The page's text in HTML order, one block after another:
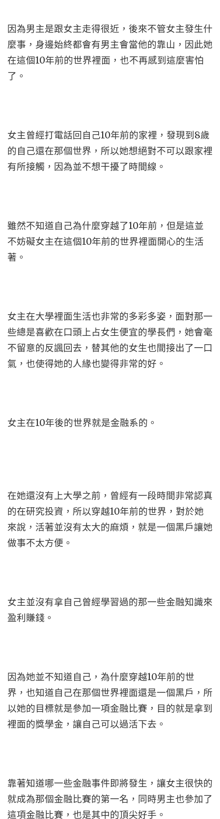
因為男主是跟女主走得很近，後來不管女主發生什
麼事，身邊始終都會有男主會當他的靠山，因此她
在這個10年前的世界裡面，也不再感到這麼害怕
了。
女主曾經打電話回自己10年前的家裡，發現到8歲
的自己還在那個世界，所以她想絕對不可以跟家裡
有所接觸，因為並不想干擾了時間線。
雖然不知道自己為什麼穿越了10年前，但是這並
不妨礙女主在這個10年前的世界裡面開心的生活
著。
女主在大學裡面生活也非常的多彩多姿，面對那一
些總是喜歡在口頭上占女生便宜的學長們，她會毫
不留意的反諷回去，替其他的女生也間接出了一口
氣，也使得她的人緣也變得非常的好。
女主在10年後的世界就是金融系的。
在她還沒有上大學之前，曾經有一段時間非常認真
的在研究投資，所以穿越10年前的世界，對於她
來說，活著並沒有太大的麻煩，就是一個黑戶讓她
做事不太方便。
女主並沒有拿自己曾經學習過的那一些金融知識來
盈利賺錢。
因為她並不知道自己，為什麼穿越10年前的世
界，也知道自己在那個世界裡面還是一個黑戶，所
以她的目標就是參加一項金融比賽，目的就是拿到
裡面的獎學金，讓自己可以過活下去。
靠著知道哪一些金融事件即將發生，讓女主很快的
就成為那個金融比賽的第一名，同時男主也參加了
這項金融比賽，也是其中的頂尖好手。